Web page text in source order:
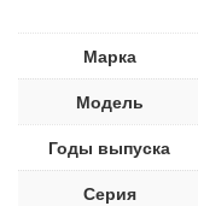
Марка
Модель
Годы выпуска
Серия